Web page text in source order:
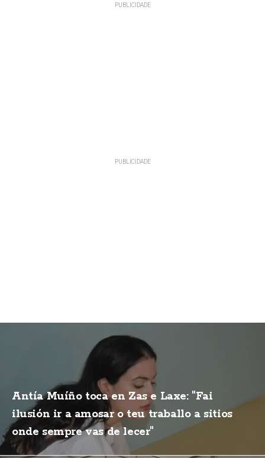
Antía Muíño toca en Zas e Laxe: "Fai
ilusión ir a amosar o teu traballo a sitios
onde sempre vas de lecer"